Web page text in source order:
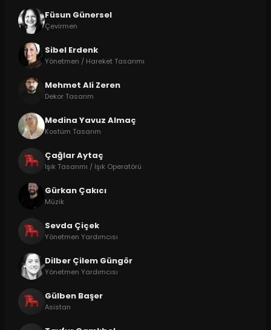
Füsun Günersel
Çevirmen
Sibel Erdenk
Yönetmen / Hareket Tasarımı
Mehmet Ali Zeren
Dekor Tasarım
Medina Yavuz Almaç
Kostüm Tasarım
Çağlar Aytaç
Işık Tasarımı / Işık Operatörü
Gürkan Çakıcı
Müzik
Sevda Çiçek
Yönetmen Yardımcısı
Dilber Çilem Güngör
Yönetmen Yardımcısı
Gülben Başer
Asistan